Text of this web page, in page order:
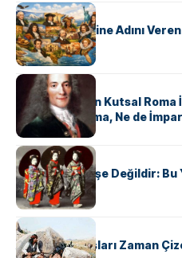
KÜLTÜR
ABD Eyaletlerine Adını
KÜLTÜR
Voltaire Neden Kutsal
Kutsal, Ne Roma, Ne de
KÜLTÜR
Geyşalar Fahişe Değildir: Bu
KÜLTÜR
Apache Savaşları Zaman